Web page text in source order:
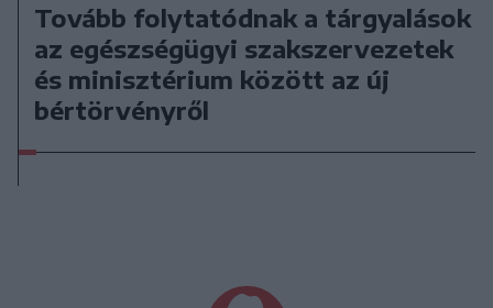
Tovább folytatódnak a tárgyalások
az egészségügyi szakszervezetek
és minisztérium között az új
bértörvényről